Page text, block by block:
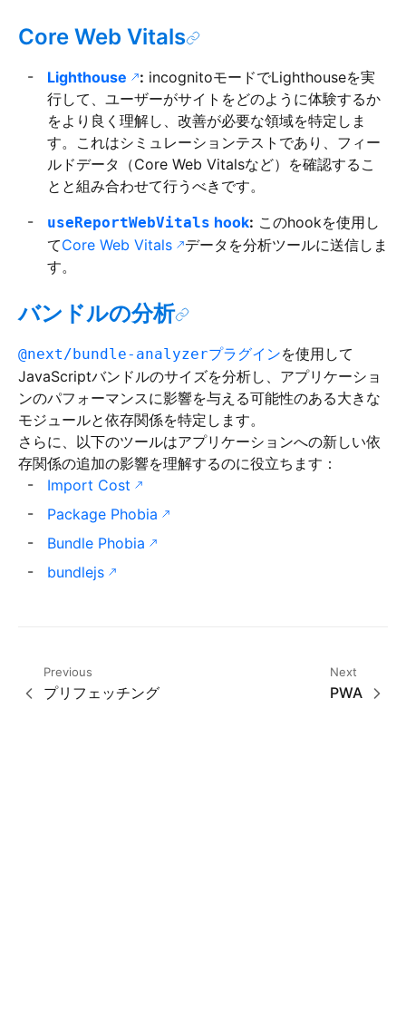
Core Web Vitals
Lighthouse : incognitoモードでLighthouseを実
行して、ユーザーがサイトをどのように体験するか
をより良く理解し、改善が必要な領域を特定しま
す。これはシミュレーションテストであり、フィー
ルドデータ（Core Web Vitalsなど）を確認するこ
とと組み合わせて行うべきです。
useReportWebVitals hook: このhookを使用し
てCore Web Vitals
データを分析ツールに送信しま
す。
バンドルの分析
@next/bundle-analyzerプラグインを使用して
JavaScriptバンドルのサイズを分析し、アプリケーショ
ンのパフォーマンスに影響を与える可能性のある大きな
モジュールと依存関係を特定します。
さらに、以下のツールはアプリケーションへの新しい依
存関係の追加の影響を理解するのに役立ちます：
Import Cost
Package Phobia
Bundle Phobia
bundlejs
Previous
プリフェッチング
Next
PWA